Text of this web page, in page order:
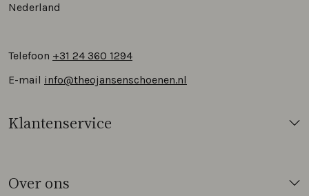
Nederland
Telefoon +31 24 360 1294
E-mail info@theojansenschoenen.nl
Klantenservice
Over ons